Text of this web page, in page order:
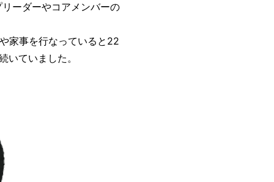
ーダーやコアメンバーの
家事を行なっていると22
いていました。